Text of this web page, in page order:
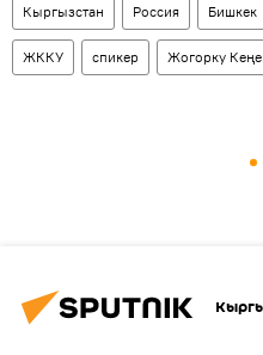
Кыргызстан Россия Бишкек
ЖККУ спикер Жогорку